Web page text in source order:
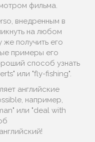
фильма.
внедренным в
на любом
же получить его
примеры его
способ узнать
или "fly-fishing".
английские
например,
или "deal with